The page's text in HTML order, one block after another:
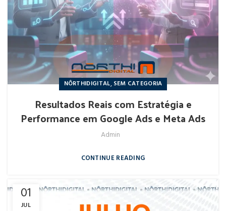
NÔRTHIDIGITAL, SEM CATEGORIA
Resultados Reais com Estratégia e
Performance em Google Ads e Meta Ads
Admin
CONTINUE READING
01
JUL